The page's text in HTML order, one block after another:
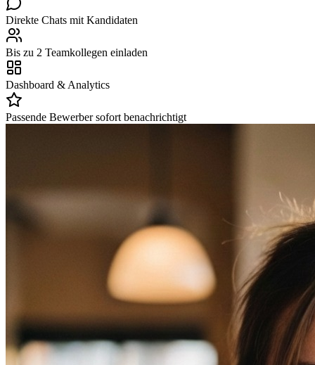
Direkte Chats mit Kandidaten
Bis zu 2 Teamkollegen einladen
Dashboard & Analytics
Passende Bewerber sofort benachrichtigt